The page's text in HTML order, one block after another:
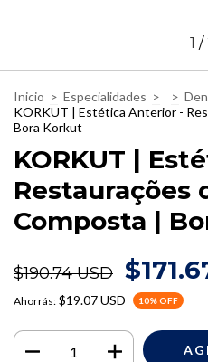
1 /
Inicio > Especialidades > >
KORKUT | Estética Anterior -
Bora Korkut
KORKUT |
Restaurações
Composta |
$190.74 USD
Ahorrás: $19.07 USD 10% OFF